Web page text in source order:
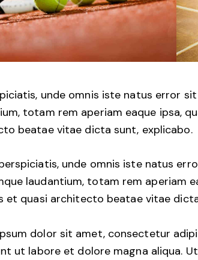
unde omnis iste natus error
totam rem aperiam eaque ipsa,
beatae vitae dicta sunt, explicabo.
unde omnis iste natus
laudantium, totam rem aperiam
et quasi architecto beatae vitae
dolor sit amet, consectetur
ut labore et dolore magna aliqua.